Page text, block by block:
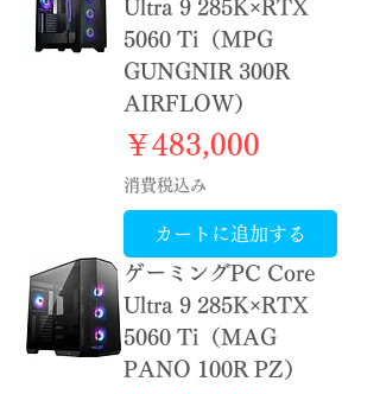
Ultra 9 285K×RTX
5060 Ti（MPG
GUNGNIR 300R
AIRFLOW）
価格
￥483,000
消費税込み
カートに追加する
ゲーミングPC Core
Ultra 9 285K×RTX
5060 Ti（MAG
PANO 100R PZ）